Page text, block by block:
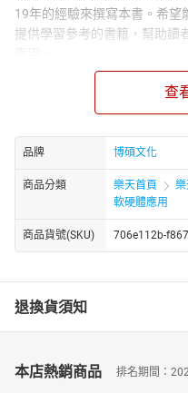
19年的經驗來撰寫本書。希望
提供學習參考的書籍，幫助讀
本書共分為四大單元，第一單
而下的設計概念，引領讀者們
繪圖的能力。第二、三單元是
主題，讓讀者熟悉轉換工程圖
為主軸，使讀者能熟悉各種工
適當地選擇對的方法。
希望本書能幫助想從事機械設
AutoCAD的整合應用，並提
道，協助各位一步步地往機械
查
品牌 博碩文化
商品分類 樂天首頁
軟硬體應用
商品貨號(SKU) 706e112b-
退換貨須知
本店熱銷商品 排名期間：